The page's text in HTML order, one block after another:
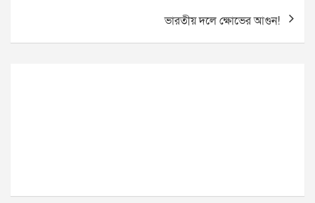
ভারতীয় দলে ক্ষোভের আগুন!